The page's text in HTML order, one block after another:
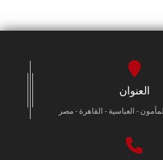
العنوان
- العباسية - القاهرة - مصر